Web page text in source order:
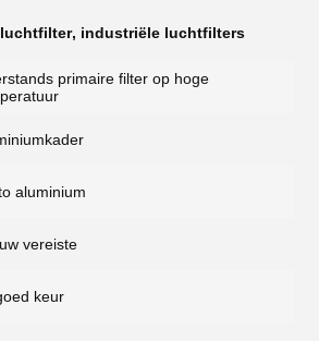
, industriële luchtfilters
primaire filter op hoge
aluminium
vereiste
keur